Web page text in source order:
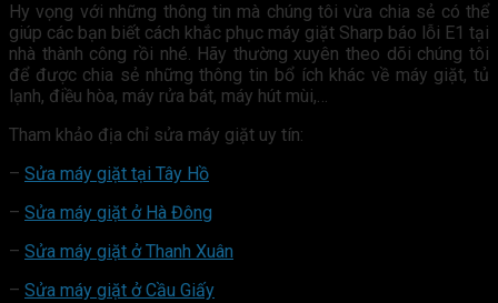
Hy vọng với những thông tin mà chúng tôi vừa chia sẻ có thể
giúp các bạn biết cách khắc phục máy giặt Sharp báo lỗi E1 tại
nhà thành công rồi nhé. Hãy thường xuyên theo dõi chúng tôi
để được chia sẻ những thông tin bổ ích khác về máy giặt, tủ
lạnh, điều hòa, máy rửa bát, máy hút mùi,…
Tham khảo địa chỉ sửa máy giặt uy tín:
– Sửa máy giặt tại Tây Hồ
– Sửa máy giặt ở Hà Đông
– Sửa máy giặt ở Thanh Xuân
– Sửa máy giặt ở Cầu Giấy